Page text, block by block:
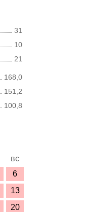
31
10
21
168,0
151,2
100,8
вс
6
13
20